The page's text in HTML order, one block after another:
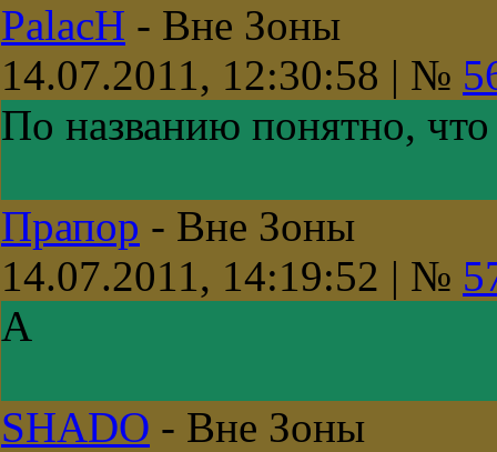
PalacH - Вне Зоны
14.07.2011, 12:30:58 | №
По названию понятно,
Прапор - Вне Зоны
14.07.2011, 14:19:52 | №
А
SHADO - Вне Зоны